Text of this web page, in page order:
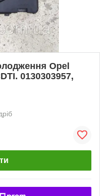
Opel
0130303957,